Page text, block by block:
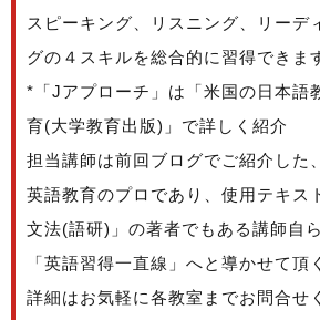
スピーキング、リスニング、リーデ
グの４スキルを総合的に習得できま
*「Jアプローチ」は「米国の日本語
育(大学教育出版)」で詳しく紹介
担当講師は前回ブログでご紹介した、
英語教育のプロであり、使用テキス
文法(語研)」の著者でもある講師自ら
「英語習得一直線」へと導かせて頂
詳細はお気軽に各教室までお問合せ